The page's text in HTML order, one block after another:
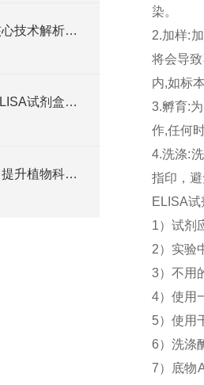
植物ELISA试剂盒核心技术解析：如何实现植物激素、蛋白等目标物的高特异性检测？
覆盖多指标！植物ELISA试剂盒，适配脱落酸、生长素、植保素等检测需求
植物ELISA试剂盒：提升植物科学研究效率的关键工具
染。
2.加样:
将会导
内,如标
3.孵育:
作,任何
4.洗涤:
指印，
ELISA
1）试剂
2）实验
3）不用
4）使用
5）使用
6）洗涤
7）底物